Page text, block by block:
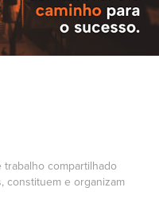
trabalho compartilhado
constituem e organizam